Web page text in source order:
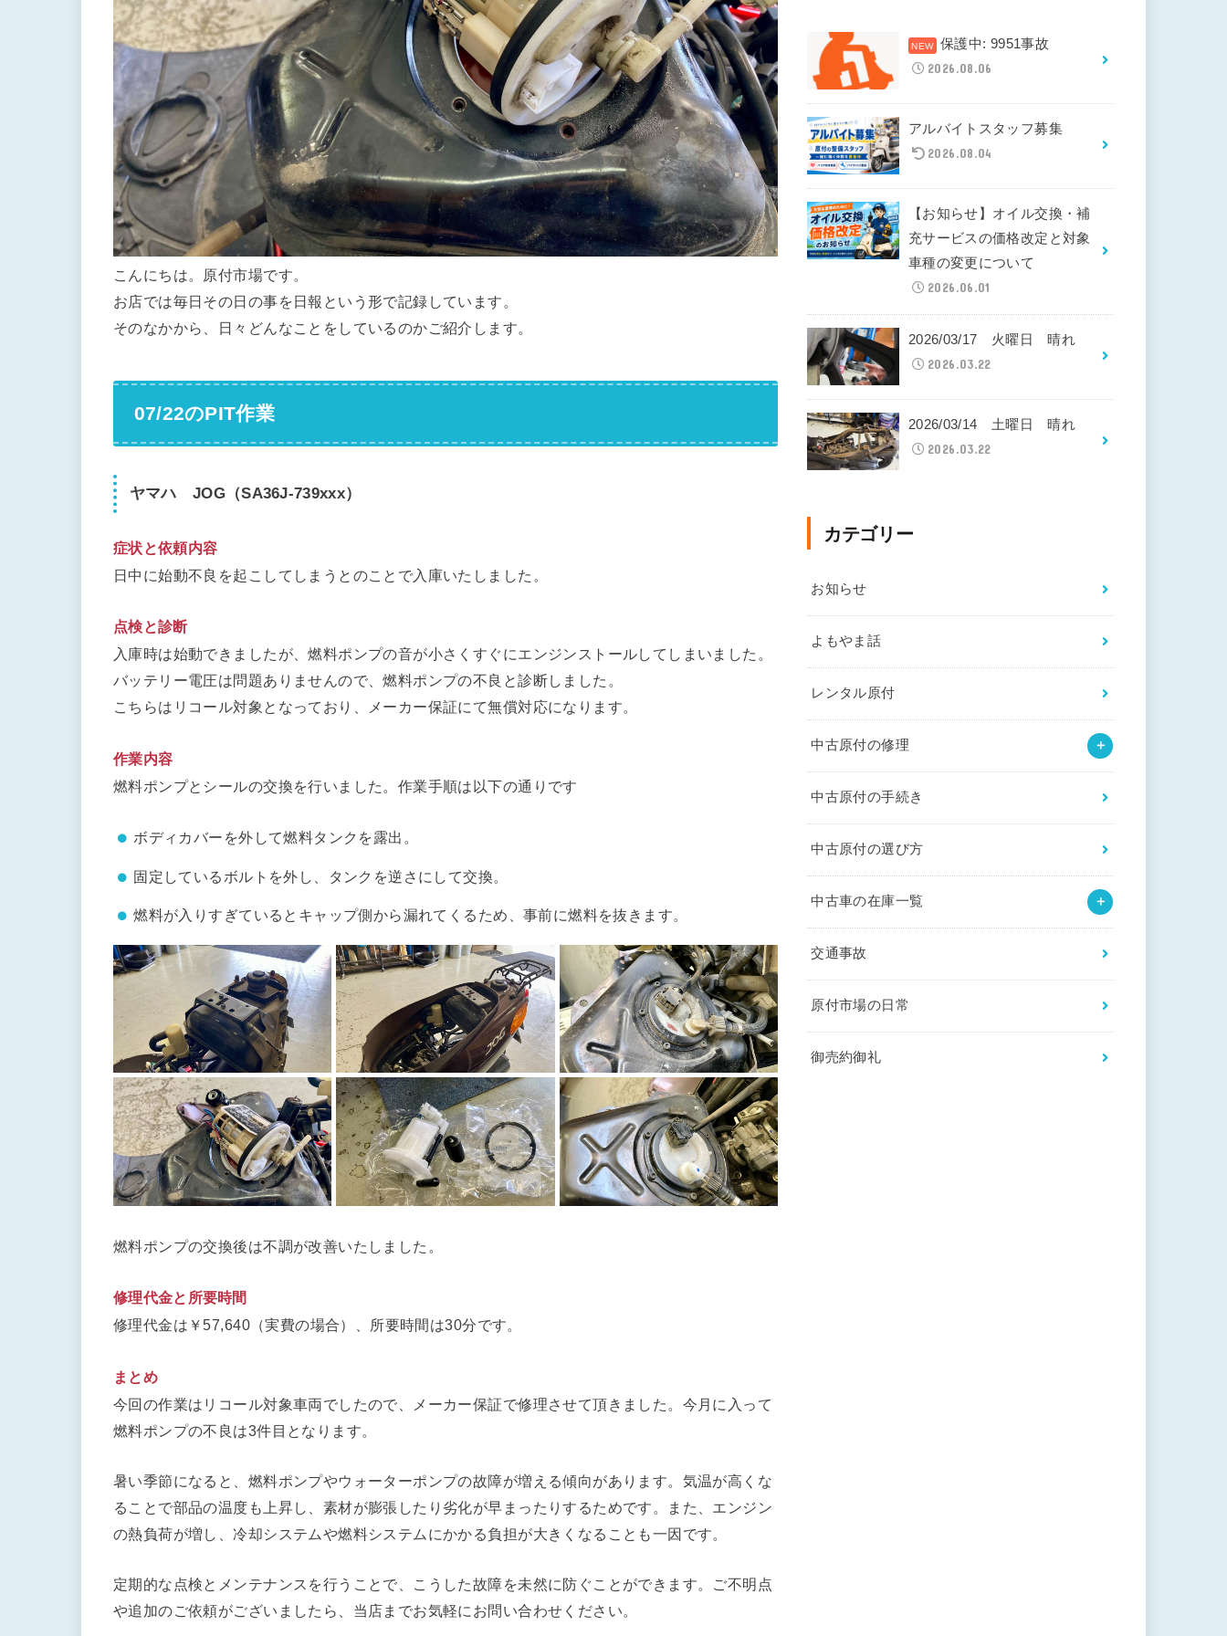
こんにちは。原付市場です。
お店では毎日その日の事を日報という形で記録しています。
そのなかから、日々どんなことをしているのかご紹介します。
07/22のPIT作業
ヤマハ JOG（SA36J-739xxx）
症状と依頼内容
日中に始動不良を起こしてしまうとのことで入庫いたしました。
点検と診断
入庫時は始動できましたが、燃料ポンプの音が小さくすぐにエンジンストールしてしまいました。
バッテリー電圧は問題ありませんので、燃料ポンプの不良と診断しました。
こちらはリコール対象となっており、メーカー保証にて無償対応になります。
作業内容
燃料ポンプとシールの交換を行いました。作業手順は以下の通りです
ボディカバーを外して燃料タンクを露出。
固定しているボルトを外し、タンクを逆さにして交換。
燃料が入りすぎているとキャップ側から漏れてくるため、事前に燃料を抜きます。
燃料ポンプの交換後は不調が改善いたしました。
修理代金と所要時間
修理代金は￥57,640（実費の場合）、所要時間は30分です。
まとめ
今回の作業はリコール対象車両でしたので、メーカー保証で修理させて頂きました。今月に入って
燃料ポンプの不良は3件目となります。
暑い季節になると、燃料ポンプやウォーターポンプの故障が増える傾向があります。気温が高くな
ることで部品の温度も上昇し、素材が膨張したり劣化が早まったりするためです。また、エンジン
の熱負荷が増し、冷却システムや燃料システムにかかる負担が大きくなることも一因です。
定期的な点検とメンテナンスを行うことで、こうした故障を未然に防ぐことができます。ご不明点
や追加のご依頼がございましたら、当店までお気軽にお問い合わせください。
保護中: 9951事故
2026.08.06
アルバイトスタッフ募集
2026.08.04
【お知らせ】オイル交換・補
充サービスの価格改定と対象
車種の変更について
2026.06.01
2026/03/17 火曜日 晴れ
2026.03.22
2026/03/14 土曜日 晴れ
2026.03.22
カテゴリー
お知らせ
よもやま話
レンタル原付
中古原付の修理
中古原付の手続き
中古原付の選び方
中古車の在庫一覧
交通事故
原付市場の日常
御売約御礼